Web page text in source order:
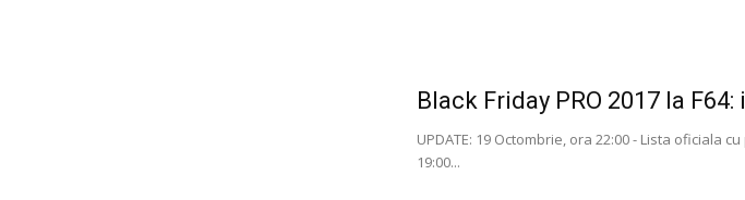
Black Friday PRO 2017 la
UPDATE: 19 Octombrie, ora 22:00 - Lista oficiala
19:00...